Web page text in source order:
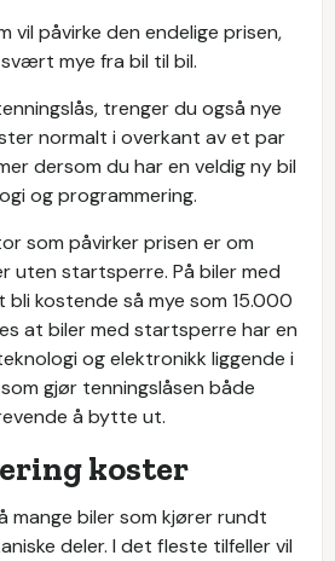
vil påvirke den endelige prisen,
mye fra bil til bil.
trenger du også nye
normalt i overkant av et par
dersom du har en veldig ny bil
og programmering.
som påvirker prisen er om
uten startsperre. På biler med
kostende så mye som 15.000
at biler med startsperre har en
og elektronikk liggende i
gjør tenningslåsen både
å bytte ut.
koster
mange biler som kjører rundt
deler. I det fleste tilfeller vil